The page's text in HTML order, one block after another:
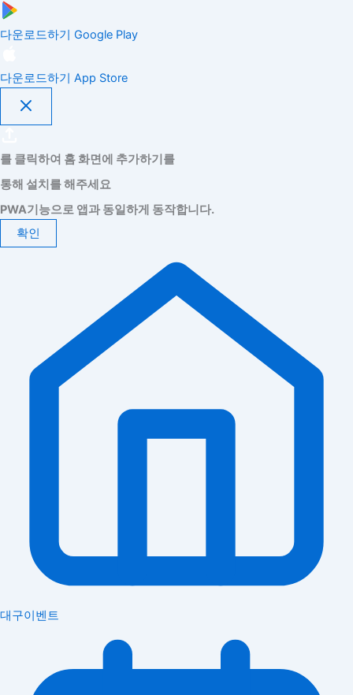
다운로드하기 Google Play
다운로드하기 App Store
를 클릭하여 홈 화면에 추가하기를
통해 설치를 해주세요
PWA기능으로 앱과 동일하게 동작합니다.
확인
대구이벤트